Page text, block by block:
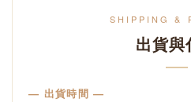
SHIPPING &
出貨與
— 出貨時間 —